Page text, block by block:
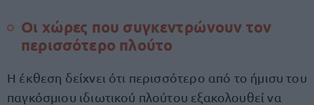
Οι χώρες που συγκεντρώνουν τον
περισσότερο πλούτο
Η έκθεση δείχνει ότι περισσότερο από το ήμισυ του
παγκόσμιου ιδιωτικού πλούτου εξακολουθεί να